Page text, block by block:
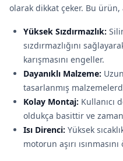
olarak dikkat çeker. Bu
Yüksek Sızdırmazlık:
sızdırmazlığını
karışmasını engeller.
Dayanıklı Malzeme:
tasarlanmış
Kolay Montaj: Kullanıcı
oldukça basittir ve
Isı Direnci: Yüksek
motorun aşırı ısınmasını